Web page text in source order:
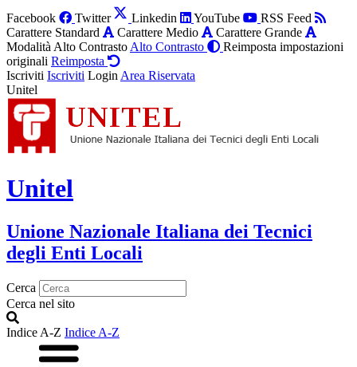
Facebook Twitter Linkedin YouTube
RSS Feed
Carattere Standard
Carattere Medio
Carattere Grande
Modalità Alto Contrasto Alto Contrasto
Reimposta impostazioni
originali Reimposta
Iscriviti Iscriviti Login Area Riservata
Unitel
Unitel
Unione Nazionale Italiana dei Tecnici
degli Enti Locali
Cerca
Cerca nel sito
Indice A-Z Indice A-Z